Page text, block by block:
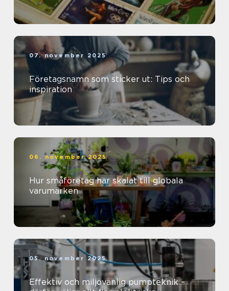
07. november 2025
Företagsnamn som sticker ut: Tips och
inspiration
06. november 2025
Hur småföretag har skalat till globala
varumärken
05. november 2025
Effektiv och miljövänlig pumpteknik –